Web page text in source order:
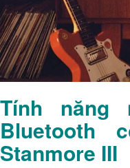
Tính
Bluetooth
Stanmore III